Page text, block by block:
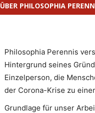
ÜBER PHILOSOPHIA
Philosophia Perennis
Hintergrund seines
Einzelperson, die
der Corona-Krise zu
Grundlage für unser